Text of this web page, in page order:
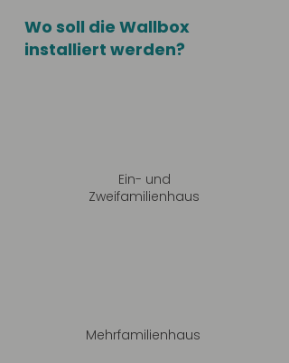
Wo soll die Wallbox
installiert werden?
Ein- und
Zweifamilienhaus
Mehrfamilienhaus